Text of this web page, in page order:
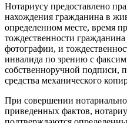
Нотариусу предоставлено
нахождения гражданина в
определенном месте, время
тождественности
фотографии, и
инвалида по зрению с
собственноручной подписи,
средства механического
При совершении
приведенных фактов,